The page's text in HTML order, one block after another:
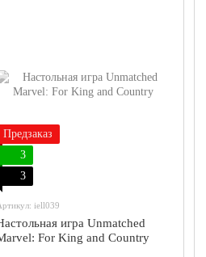
Предзаказ
3
3
iell039
игра Unmatched
For King and Country